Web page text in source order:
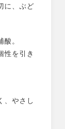
に、ぶど
。
性を引き
、やさし